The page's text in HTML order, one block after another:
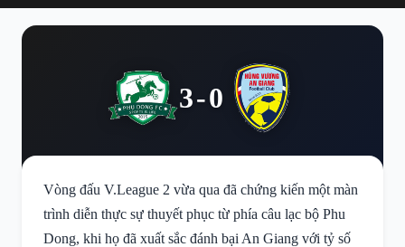
3-0
Vòng đấu V.League 2 vừa qua đã chứng kiến một màn
trình diễn thực sự thuyết phục từ phía câu lạc bộ Phu
Dong, khi họ đã xuất sắc đánh bại An Giang với tỷ số